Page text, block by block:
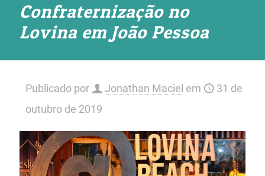
Confraternização no
Lovina em João Pessoa
Publicado por Jonathan Maciel em
31 de
outubro de 2019